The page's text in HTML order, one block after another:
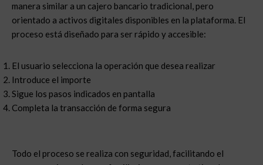
manera similar a un cajero bancario tradicional, pero
orientado a activos digitales disponibles en la plataforma. El
proceso está diseñado para ser rápido y accesible:
El usuario selecciona la operación que desea realizar
Introduce el importe
Sigue los pasos indicados en pantalla
Completa la transacción de forma segura
Todo el proceso se realiza con seguridad, facilitando el